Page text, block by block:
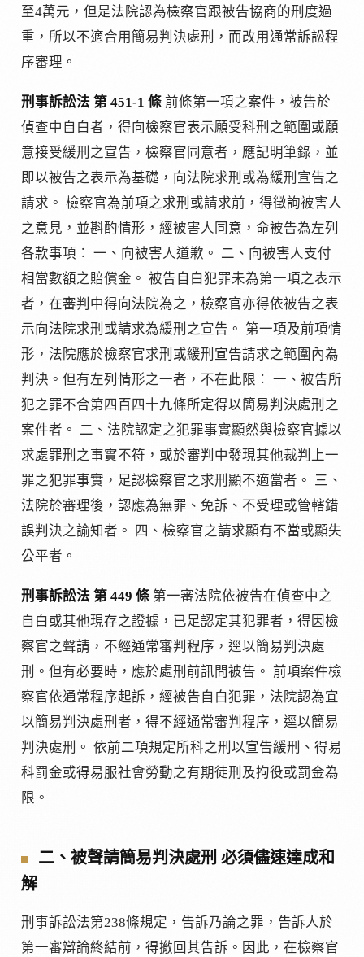
至4萬元，但是法院認為檢察官跟被告協商的刑度過
重，所以不適合用簡易判決處刑，而改用通常訴訟程
序審理。
刑事訴訟法 第 451-1 條 前條第一項之案件，被告於
偵查中自白者，得向檢察官表示願受科刑之範圍或願
意接受緩刑之宣告，檢察官同意者，應記明筆錄，並
即以被告之表示為基礎，向法院求刑或為緩刑宣告之
請求。 檢察官為前項之求刑或請求前，得徵詢被害人
之意見，並斟酌情形，經被害人同意，命被告為左列
各款事項︰ 一、向被害人道歉。 二、向被害人支付
相當數額之賠償金。 被告自白犯罪未為第一項之表示
者，在審判中得向法院為之，檢察官亦得依被告之表
示向法院求刑或請求為緩刑之宣告。 第一項及前項情
形，法院應於檢察官求刑或緩刑宣告請求之範圍內為
判決。但有左列情形之一者，不在此限︰ 一、被告所
犯之罪不合第四百四十九條所定得以簡易判決處刑之
案件者。 二、法院認定之犯罪事實顯然與檢察官據以
求處罪刑之事實不符，或於審判中發現其他裁判上一
罪之犯罪事實，足認檢察官之求刑顯不適當者。 三、
法院於審理後，認應為無罪、免訴、不受理或管轄錯
誤判決之諭知者。 四、檢察官之請求顯有不當或顯失
公平者。
刑事訴訟法 第 449 條 第一審法院依被告在偵查中之
自白或其他現存之證據，已足認定其犯罪者，得因檢
察官之聲請，不經通常審判程序，逕以簡易判決處
刑。但有必要時，應於處刑前訊問被告。 前項案件檢
察官依通常程序起訴，經被告自白犯罪，法院認為宜
以簡易判決處刑者，得不經通常審判程序，逕以簡易
判決處刑。 依前二項規定所科之刑以宣告緩刑、得易
科罰金或得易服社會勞動之有期徒刑及拘役或罰金為
限。
二、被聲請簡易判決處刑 必須儘速達成和
解
刑事訴訟法第238條規定，告訴乃論之罪，告訴人於
第一審辯論終結前，得撤回其告訴。因此，在檢察官